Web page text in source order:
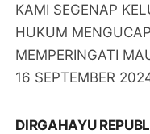
KAMI SEGENAP
HUKUM
MEMPERINGATI
16 SEPTEMBER
DIRGAHAYU